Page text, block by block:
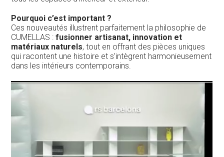
Pourquoi c’est important ?
Ces nouveautés illustrent parfaitement la philosophie de
CUMELLAS :fusionner artisanat, innovation et
matériaux naturels, tout en offrant des pièces uniques
qui racontent une histoire et s’intègrent harmonieusement
dans les intérieurs contemporains.